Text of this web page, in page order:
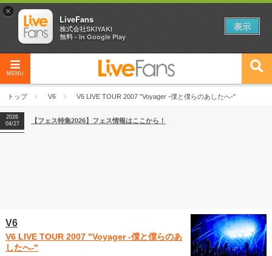
MENU
トップ V6 V6 LIVE TOUR 2007 "Voyager -僕と僕らのあしたへ-"
04/27
【フェス特集2026】フェス情報はここから！
2026
07/28
2026
【フェス特集2026】フェス情報はここから！
2026
07/28
【ライブ動員ランキング】2026年上半期編発表！
V6
V6 LIVE TOUR 2007 "Voyager -僕と僕らのあ
したへ-"
×
LiveFans
株式会社SKIYAKI
無料 - In Google Play
表示